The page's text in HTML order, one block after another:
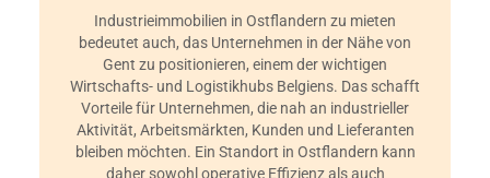
Industrieimmobilien in Ostflandern zu mieten
bedeutet auch, das Unternehmen in der Nähe von
Gent zu positionieren, einem der wichtigen
Wirtschafts- und Logistikhubs Belgiens. Das schafft
Vorteile für Unternehmen, die nah an industrieller
Aktivität, Arbeitsmärkten, Kunden und Lieferanten
bleiben möchten. Ein Standort in Ostflandern kann
daher sowohl operative Effizienz als auch